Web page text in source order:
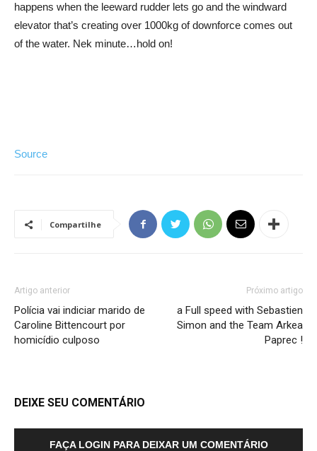
happens when the leeward rudder lets go and the windward
elevator that’s creating over 1000kg of downforce comes out
of the water. Nek minute…hold on!
Source
Compartilhe
Artigo anterior
Polícia vai indiciar marido de
Caroline Bittencourt por
homicídio culposo
Próximo artigo
a Full speed with Sebastien
Simon and the Team Arkea
Paprec !
DEIXE SEU COMENTÁRIO
FAÇA LOGIN PARA DEIXAR UM COMENTÁRIO